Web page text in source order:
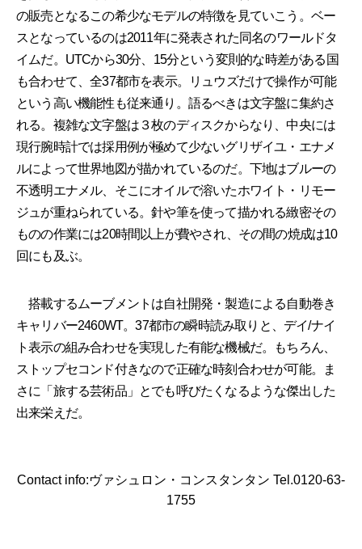
の販売となるこの希少なモデルの特徴を見ていこう。ベー
スとなっているのは2011年に発表された同名のワールドタ
イムだ。UTCから30分、15分という変則的な時差がある国
も合わせて、全37都市を表示。リュウズだけで操作が可能
という高い機能性も従来通り。語るべきは文字盤に集約さ
れる。複雑な文字盤は３枚のディスクからなり、中央には
現行腕時計では採用例が極めて少ないグリザイユ・エナメ
ルによって世界地図が描かれているのだ。下地はブルーの
不透明エナメル、そこにオイルで溶いたホワイト・リモー
ジュが重ねられている。針や筆を使って描かれる緻密その
ものの作業には20時間以上が費やされ、その間の焼成は10
回にも及ぶ。
搭載するムーブメントは自社開発・製造による自動巻き
キャリバー2460WT。37都市の瞬時読み取りと、デイ/ナイ
ト表示の組み合わせを実現した有能な機械だ。もちろん、
ストップセコンド付きなので正確な時刻合わせが可能。ま
さに「旅する芸術品」とでも呼びたくなるような傑出した
出来栄えだ。
Contact info:ヴァシュロン・コンスタンタン Tel.0120-63-
1755